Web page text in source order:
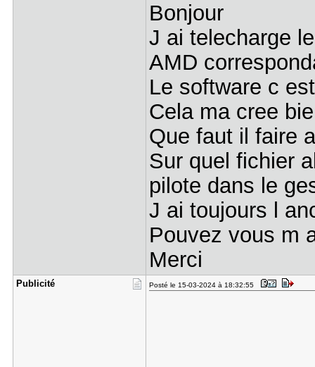
Bonjour
J ai telecharge
AMD
Le software c
Cela ma cree
Que faut il faire
Sur quel fichier
pilote dans le
J ai toujours l
Pouvez vous m
Merci
Publicité Posté le 15-03-2024 à 18:32:55